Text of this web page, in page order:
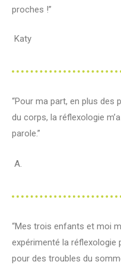
proches !”
Katy
“Pour ma part, en plus des
du corps, la réflexologie
parole.”
A.
“Mes trois enfants et moi
expérimenté la réflexologie
pour des troubles du